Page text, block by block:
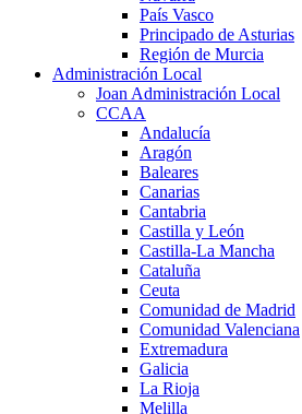
País Vasco
Principado de Asturias
Región de Murcia
Administración Local
Joan Administración Local
CCAA
Andalucía
Aragón
Baleares
Canarias
Cantabria
Castilla y León
Castilla-La Mancha
Cataluña
Ceuta
Comunidad de Madrid
Comunidad Valenciana
Extremadura
Galicia
La Rioja
Melilla